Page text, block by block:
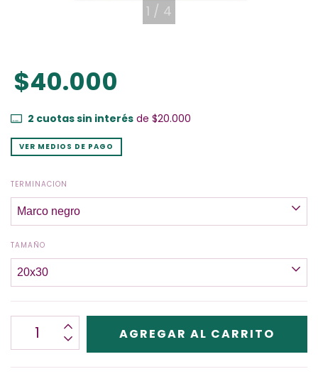
1 / 4
$40.000
2 cuotas sin interésde $20.000
VER MEDIOS DE PAGO
TERMINACION
TAMAÑO